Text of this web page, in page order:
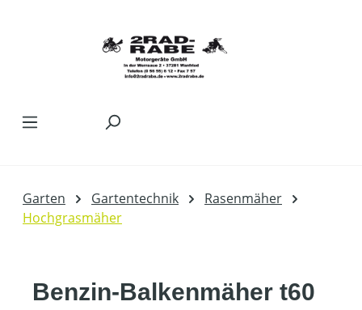
Garten Gartentechnik
Rasenmäher
Hochgrasmäher
Benzin-Balkenmäher t60